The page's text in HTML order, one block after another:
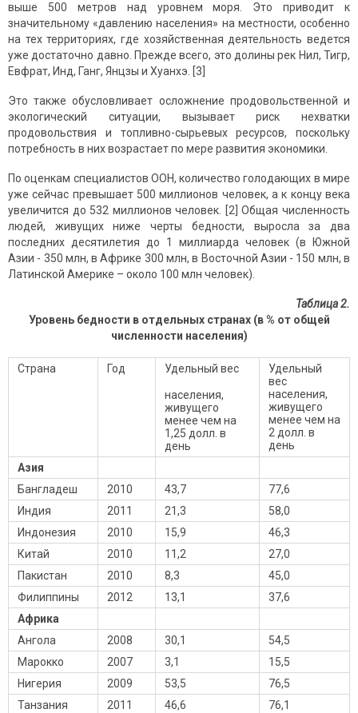
выше 500 метров над уровнем моря. Это приводит к
значительному «давлению населения» на местности, особенно
на тех территориях, где хозяйственная деятельность ведется
уже достаточно давно. Прежде всего, это долины рек Нил, Тигр,
Евфрат, Инд, Ганг, Янцзы и Хуанхэ. [3]
Это также обусловливает осложнение продовольственной и
экологический ситуации, вызывает риск нехватки
продовольствия и топливно-сырьевых ресурсов, поскольку
потребность в них возрастает по мере развития экономики.
По оценкам специалистов ООН, количество голодающих в мире
уже сейчас превышает 500 миллионов человек, а к концу века
увеличится до 532 миллионов человек. [2] Общая численность
людей, живущих ниже черты бедности, выросла за два
последних десятилетия до 1 миллиарда человек (в Южной
Азии - 350 млн, в Африке 300 млн, в Восточной Азии - 150 млн, в
Латинской Америке – около 100 млн человек).
Таблица 2.
Уровень бедности в отдельных странах (в % от общей
численности населения)
Страна Год Удельный вес
населения,
живущего
менее чем на
1,25 долл. в
день
Удельный
вес
населения,
живущего
менее чем на
2 долл. в
день
Азия
Бангладеш
2010 43,7
77,6
Индия
2011 21,3
58,0
Индонезия
2010 15,9
46,3
Китай
2010 11,2
27,0
Пакистан
2010 8,3
45,0
Филиппины
2012 13,1
37,6
Африка
Ангола
2008 30,1
54,5
Марокко
2007 3,1
15,5
Нигерия
2009 53,5
76,5
Танзания
2011 46,6
76,1